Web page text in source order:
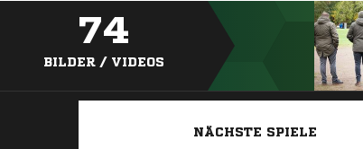
74
BILDER / VIDEOS
NÄCHSTE SPIELE